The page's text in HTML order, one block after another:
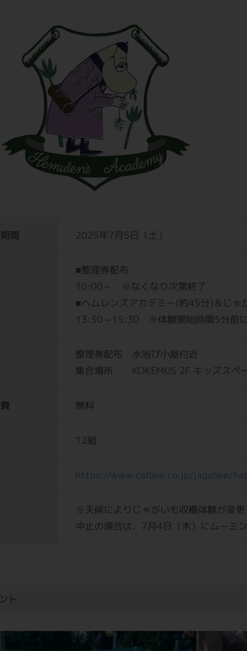
間 2025年7月5日（土）
■整理券配布
10:00～ ※なくなり次第終了
■ヘムレンズアカデミー(約45分)＆じゃ
13:30～15:30 ※体験開始時間5分前に
整理券配布 水浴び小屋付近
集合場所 KOKEMUS 2F キッズスペ
無料
12組
https://www.calbee.co.jp/jagabee/
※天候によりじゃがいも収穫体験が変更
中止の場合は、7月4日（木）にムーミ
ト